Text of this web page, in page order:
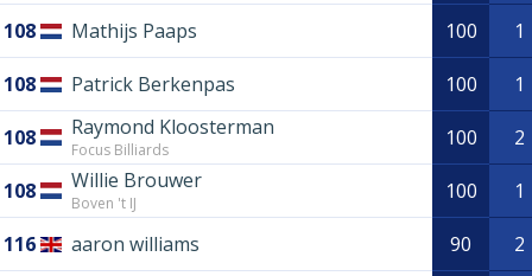
108 Mathijs Paaps 100 1
108 Patrick Berkenpas 100 1
108 Raymond Kloosterman
Focus Billiards 100 2
108 Willie Brouwer
Boven 't IJ 100 1
116 aaron williams 90 2